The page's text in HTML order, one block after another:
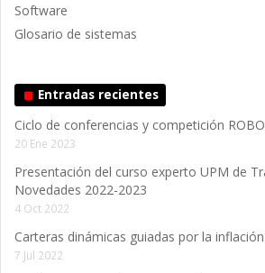
Software
Glosario de sistemas
Entradas recientes
Ciclo de conferencias y competición
20 Ene 2023
Presentación del curso experto UPM de
Novedades 2022-2023
4 Oct 2022
Carteras dinámicas guiadas por la inflación
7 Jul 2022